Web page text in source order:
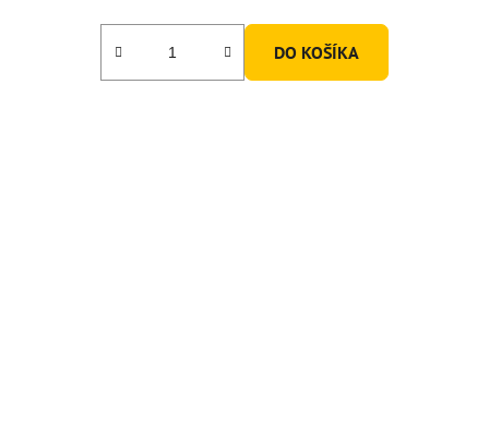
DO KOŠÍKA